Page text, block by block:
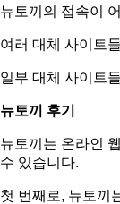
뉴토끼의 접속이
여러 대체 사이트
일부 대체 사이트
뉴토끼 후기
뉴토끼는 온라인
수 있습니다.
첫 번째로, 뉴토끼